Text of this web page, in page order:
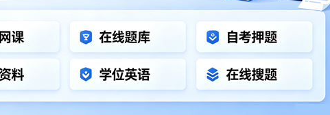
》
间：7月7日8:30至7月11日16:30”的全部内容，更多精品视频备考资